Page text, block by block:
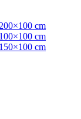
cm
cm
cm